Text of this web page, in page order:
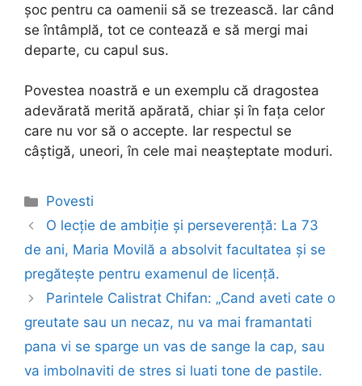
șoc pentru ca oamenii să se trezească. Iar când
se întâmplă, tot ce contează e să mergi mai
departe, cu capul sus.
Povestea noastră e un exemplu că dragostea
adevărată merită apărată, chiar și în fața celor
care nu vor să o accepte. Iar respectul se
câștigă, uneori, în cele mai neașteptate moduri.
Categories
Povesti
Post
navigation
O lecție de ambiție și perseverență: La 73
de ani, Maria Movilă a absolvit facultatea și se
pregătește pentru examenul de licență.
Parintele Calistrat Chifan: „Cand aveti cate o
greutate sau un necaz, nu va mai framantati
pana vi se sparge un vas de sange la cap, sau
va imbolnaviti de stres si luati tone de pastile.